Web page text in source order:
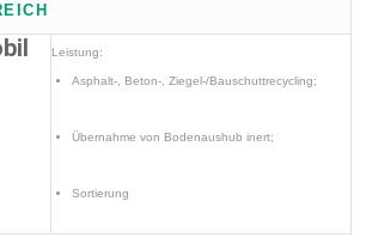
Leistung:
Asphalt-, Beton-, Ziegel-/Bauschuttrecycling;
Übernahme von Bodenaushub inert;
Sortierung